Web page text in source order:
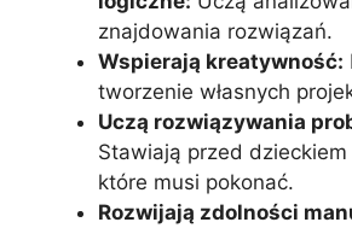
znajdowania rozwiązań.
Wspierają kreatywność:
tworzenie własnych
Uczą rozwiązywania
Stawiają przed
które musi pokonać.
Rozwijają zdolności